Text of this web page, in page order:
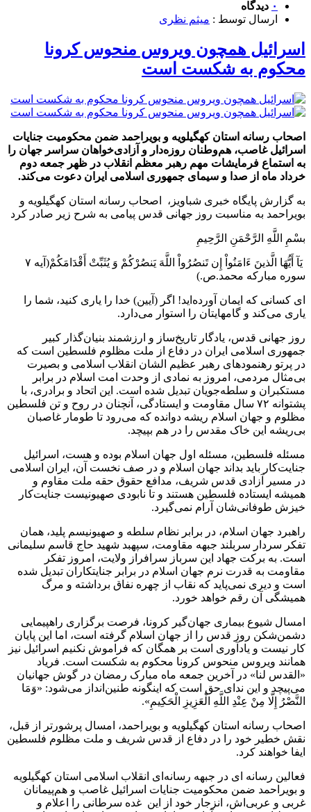
۰ دیدگاه
ارسال توسط : میثم نظری
اسرائیل همچون ویروس منحوس کرونا
محکوم به شکست است
اصحاب رسانه استان کهگیلویه و بویراحمد ضمن محکومیت جنایات
اسرائیل غاصب، هم‌وطنان روزه‌دار و آزادی‌خواهان سراسر جهان را
به استماع فرمایشات مهم رهبر معظم انقلاب در ظهر جمعه دوم
خرداد ماه از صدا و سیمای جمهوری اسلامی ایران دعوت می‌کند.
به گزارش پایگاه خبری شباویز، اصحاب رسانه استان کهگیلویه و
بویراحمد به مناسبت روز جهانی قدس پیامی به شرح زیر صادر کرد
بسْمِ اللَّهِ الرَّحْمَنِ الرَّحِیمِ
یَآ أَیُّهَا الَّذینَ ءَامَنُواْ إِن تَنصُرُواْ اللَّهَ یَنصُرْکُمْ وَ یُثَبِّتْ أَقْدَامَکُمْ‌(آیه ۷
سوره مبارکه محمد.ص.)
ای کسانی که ایمان آورده‌اید! اگر (آیین) خدا را یاری کنید، شما را
یاری می‌کند و گامهایتان را استوار می‌دارد.
روز جهانی قدس، یادگار تاریخ‌ساز و ارزشمند بنیان‌گذار کبیر
جمهوری اسلامی ایران در دفاع از ملت مظلوم فلسطین است که
در پرتو رهنمودهای رهبر عظیم الشان انقلاب اسلامی و بصیرت
بی‌مثال مردمی، امروز به نمادی از وحدت امت اسلام در برابر
مستکبران و سلطه‌جویان تبدیل شده است. این اتحاد و برادری، با
پشتوانه ۷۲ سال مقاومت و ایستادگی، آنچنان در روح و تن فلسطین
مظلوم و جهان اسلام ریشه دوانده که می‌رود تا طومار غاصبان
بی‌ریشه این خاک مقدس را در هم بپیچد.
مسئله فلسطین، مسئله اول جهان اسلام بوده و هست، اسرائیل
جنایت‌کار باید بداند جهان اسلام و در صف نخست آن، ایران اسلامی
در مسیر آزادی قدس شریف، مدافع حقوق حقه ملت مقاوم و
همیشه ایستاده فلسطین هستند و تا نابودی صهیونیست جنایت‌کار
خیزش طوفانی‌شان آرام نمی‌گیرد.
راهبرد جهان اسلام، در برابر نظام سلطه و صهیونیسم پلید، همان
تفکر سردار سربلند جبهه مقاومت، سپهبد شهید حاج قاسم سلیمانی
است. به برکت جهاد این سرباز سرافراز ولایت، امروز تفکر
مقاومت به قدرت نرم جهان اسلام در برابر جنایتکاران تبدیل شده
است و دیری نمی‌پاید که نقاب از چهره نفاق برداشته و مرگ
همیشگی آن رقم خواهد خورد.
امسال شیوع بیماری جهان‌گیر کرونا، فرصت برگزاری راهپیمایی
دشمن‌شکن روز قدس را از جهان اسلام گرفته است، اما این پایان
کار نیست و یادآوری است بر همگان که فراموش نکنیم اسرائیل نیز
همانند ویروس منحوس کرونا محکوم به شکست است. فریاد
«القدس لنا» در آخرین جمعه ماه مبارک رمضان در گوش جهانیان
می‌پیچد و این ندای حق است که اینگونه طنین‌‌انداز می‌شود: «وَمَا
النَّصْرُ إِلَّا مِنْ عِنْدِ اللَّهِ الْعَزِیزِ الْحَکِیمِ».
اصحاب رسانه‌ استان کهگیلویه و بویراحمد، امسال پرشورتر از قبل،
نقش خطیر خود را در دفاع از قدس شریف و ملت مظلوم فلسطین
ایفا خواهند کرد.
فعالین رسانه ای در جبهه رسانه‌ای انقلاب اسلامی استان کهگیلویه
و بویراحمد ضمن محکومیت جنایات اسرائیل غاصب و هم‌پیمانان
غربی و عربی‌اش، انزجار خود از این غده سرطانی را اعلام و